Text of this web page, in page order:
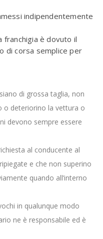
indipendentemente
franchigia è dovuto il
di corsa semplice per
di grossa taglia, non
o deteriorino la vettura o
devono sempre essere
al conducente al
e che non superino
quando all’interno
in qualunque modo
ne è responsabile ed è